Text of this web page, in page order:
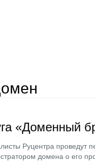
«Доменный
Руцентра проведут
домена о его